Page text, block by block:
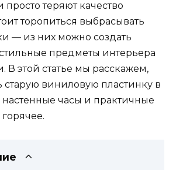
просто теряют качество
торопиться выбрасывать
— из них можно создать
предметы интерьера
В этой статье мы расскажем,
старую виниловую пластинку в
часы и практичные